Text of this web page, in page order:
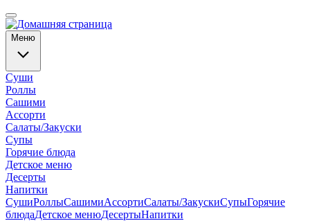
Меню
Суши
Роллы
Сашими
Ассорти
Салаты/Закуски
Супы
Горячие блюда
Детское меню
Десерты
Напитки
СушиРоллыСашимиАссортиСалаты/ЗакускиСупыГорячие
блюдаДетское менюДесертыНапитки